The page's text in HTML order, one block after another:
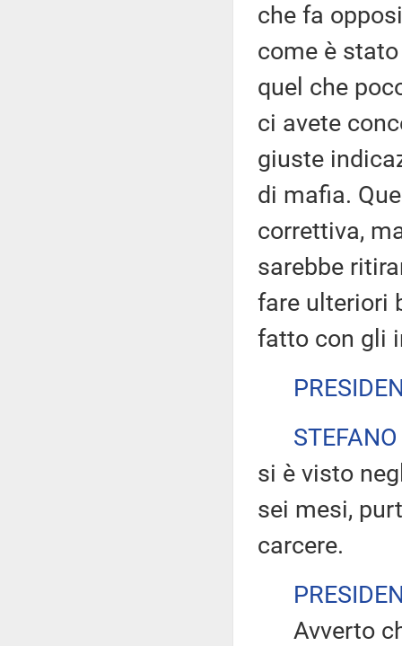
che fa
come è
quel che
ci avete
giuste
di mafia.
correttiva,
sarebbe
fare ulteriori
fatto con gli
si è visto
sei mesi,
carcere.
Avverto